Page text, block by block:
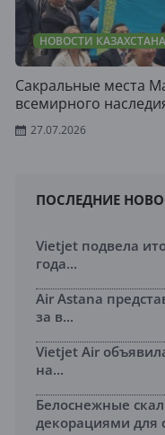
НОВОСТИ КАЗАХСТАНА
Сакральные места
всемирного
27.07.2026
ПОСЛЕДНИЕ
Vietjet подвела
года...
Air Astana
за в...
Vietjet Air
на...
Белоснежные
декорациями для